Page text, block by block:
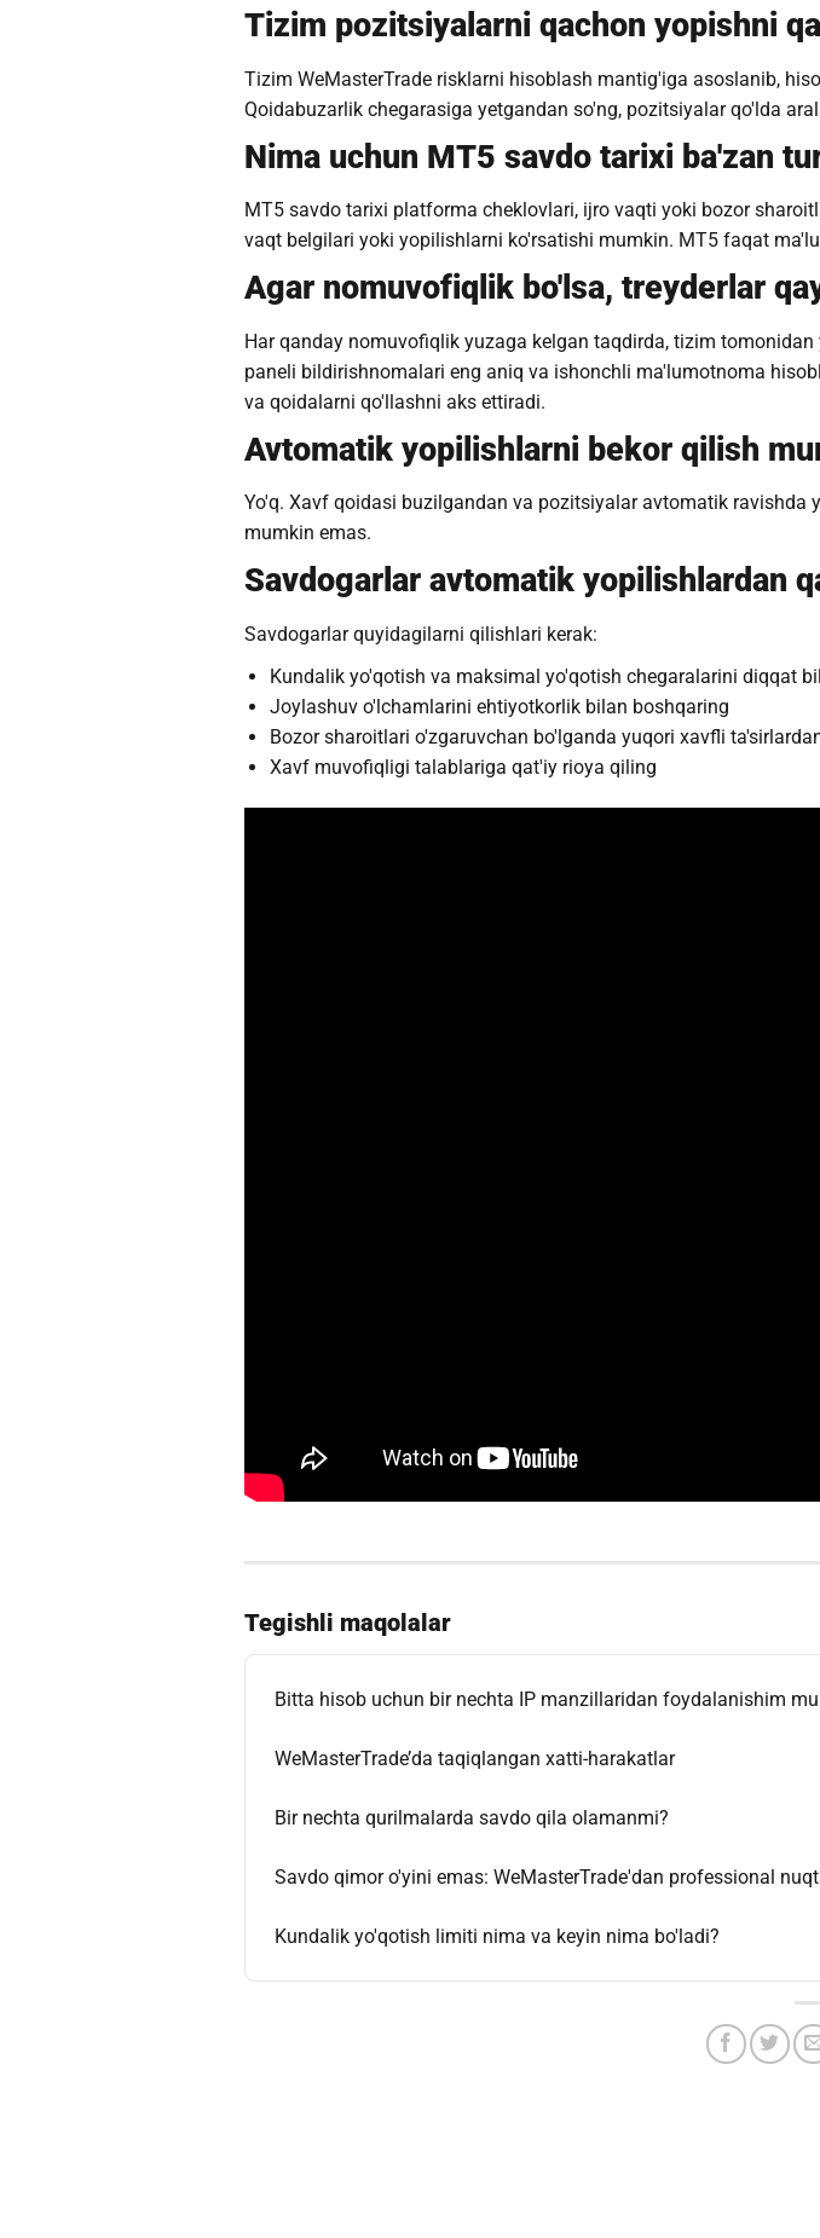
Tizim pozitsiyalarni qachon yopishni
Tizim WeMasterTrade risklarni hisoblash mantig'iga asoslanib,
Qoidabuzarlik chegarasiga yetgandan so'ng, pozitsiyalar qo'lda
Nima uchun MT5 savdo tarixi ba'zan
MT5 savdo tarixi platforma cheklovlari, ijro vaqti yoki bozor
vaqt belgilari yoki yopilishlarni ko'rsatishi mumkin. MT5 faqat
Agar nomuvofiqlik bo'lsa, treyderlar
Har qanday nomuvofiqlik yuzaga kelgan taqdirda, tizim
paneli bildirishnomalari eng aniq va ishonchli ma'lumotnoma
va qoidalarni qo'llashni aks ettiradi.
Avtomatik yopilishlarni bekor qilish
Yo'q. Xavf qoidasi buzilgandan va pozitsiyalar avtomatik
mumkin emas.
Savdogarlar avtomatik yopilishlardan
Savdogarlar quyidagilarni qilishlari kerak:
Kundalik yo'qotish va maksimal yo'qotish chegaralarini diqqat
Joylashuv o'lchamlarini ehtiyotkorlik bilan boshqaring
Bozor sharoitlari o'zgaruvchan bo'lganda yuqori xavfli
Xavf muvofiqligi talablariga qat'iy rioya qiling
Tegishli maqolalar
Bitta hisob uchun bir nechta IP manzillaridan foydalanishim
WeMasterTrade’da taqiqlangan xatti-harakatlar
Bir nechta qurilmalarda savdo qila olamanmi?
Savdo qimor o'yini emas: WeMasterTrade'dan professional
Kundalik yo'qotish limiti nima va keyin nima bo'ladi?